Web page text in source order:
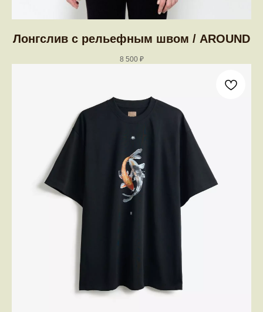
Лонгслив с рельефным швом / AROUND
8 500 ₽